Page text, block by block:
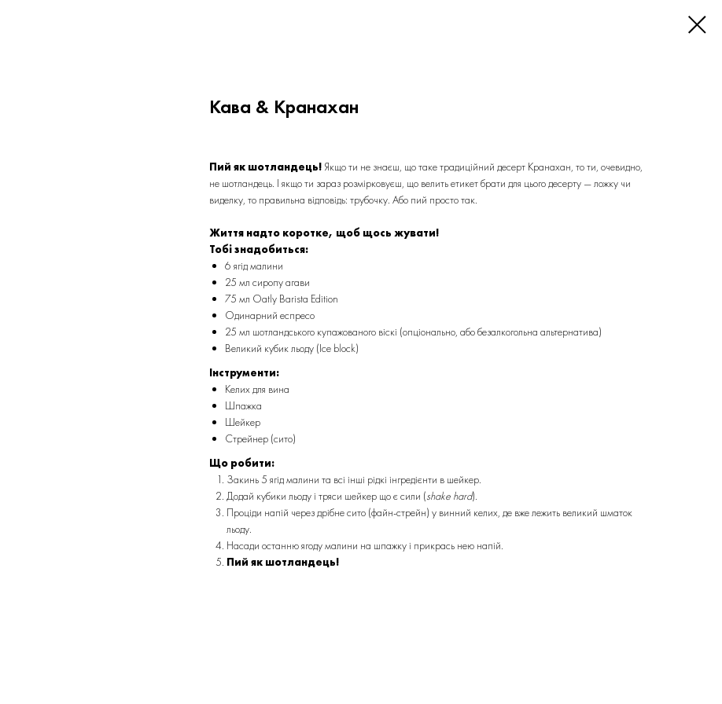
Кава & Кранахан
Пий як шотландець! Якщо ти не знаєш, що таке традиційний десерт Кранахан, то ти, очевидно,
не шотландець. І якщо ти зараз розмірковуєш, що велить етикет брати для цього десерту — ложку чи
виделку, то правильна відповідь: трубочку. Або пий просто так.
Життя надто коротке, щоб щось жувати!
Тобі знадобиться:
6 ягід малини
25 мл сиропу агави
75 мл Oatly Barista Edition
Одинарний еспресо
25 мл шотландського купажованого віскі (опціонально, або безалкогольна альтернатива)
Великий кубик льоду (Ice block)
Інструменти:
Келих для вина
Шпажка
Шейкер
Стрейнер (сито)
Що робити:
Закинь 5 ягід малини та всі інші рідкі інгредієнти в шейкер.
Додай кубики льоду і тряси шейкер що є сили (shake hard).
Проціди напій через дрібне сито (файн-стрейн) у винний келих, де вже лежить великий шматок
льоду.
Насади останню ягоду малини на шпажку і прикрась нею напій.
Пий як шотландець!